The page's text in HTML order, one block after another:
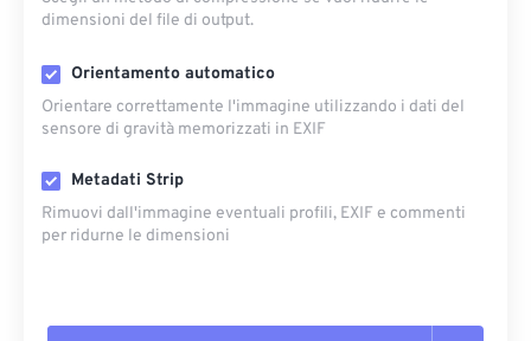
dimensioni del file di output.
Orientamento automatico
Orientare correttamente l'immagine utilizzando i dati del
sensore di gravità memorizzati in EXIF
Metadati Strip
Rimuovi dall'immagine eventuali profili, EXIF ​​e commenti
per ridurne le dimensioni